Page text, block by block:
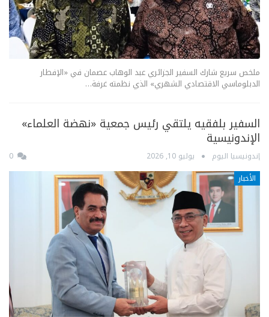
ملخص سريع شارك السفير الجزائري عبد الوهاب عصمان في «الإفطار
الدبلوماسي الاقتصادي الشهري» الذي نظمته غرفة…
السفير بلفقيه يلتقي رئيس جمعية «نهضة العلماء»
الإندونيسية
إندونيسيا اليوم يوليو 10, 2026
الأخبار